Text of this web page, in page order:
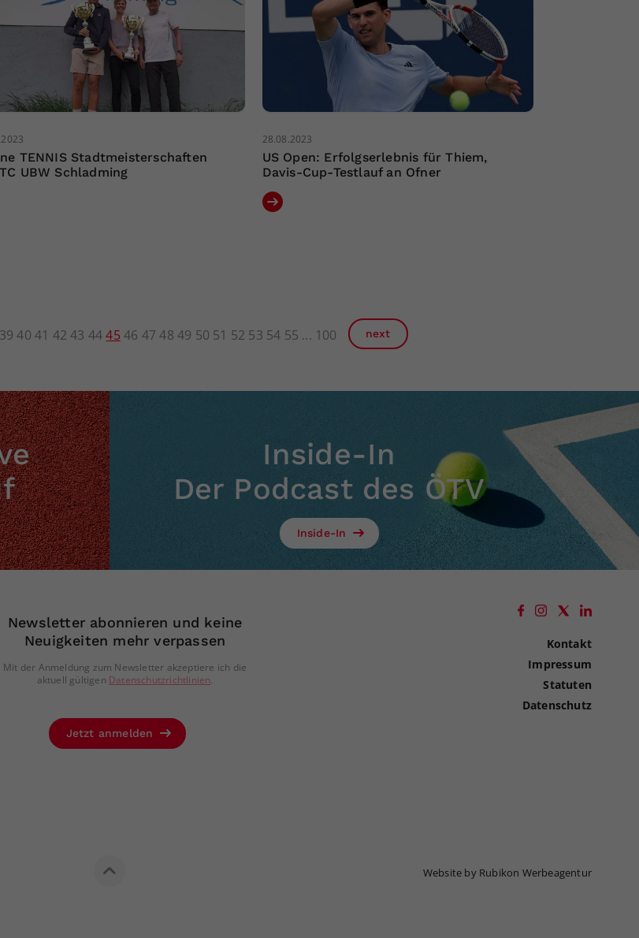
TENNIS Stadtmeisterschaften
UBW Schladming
28.08.2023
US Open: Erfolgserlebnis für Thiem,
Davis-Cup-Testlauf an Ofner
39 40 41 42 43 44 45 46 47 48 49 50 51 52 53 54 55 100 next
Inside-In
Der Podcast des ÖTV
Inside-In
Newsletter abonnieren und keine
Neuigkeiten mehr verpassen
Mit der Anmeldung zum Newsletter akzeptiere ich die
aktuell gültigen Datenschutzrichtlinien.
Jetzt anmelden
Kontakt
Impressum
Statuten
Datenschutz
Website by Rubikon Werbeagentur